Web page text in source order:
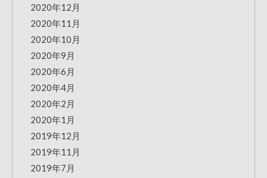
2020年12月
2020年11月
2020年10月
2020年9月
2020年6月
2020年4月
2020年2月
2020年1月
2019年12月
2019年11月
2019年7月